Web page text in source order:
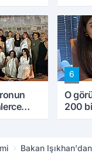
6
O
200
Bakan